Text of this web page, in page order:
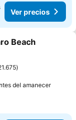
Ver precios
Beach
del amanecer